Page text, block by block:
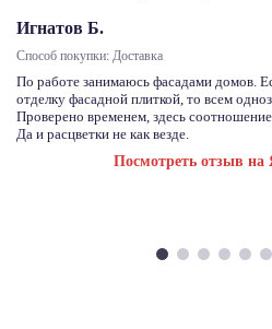
Игнатов Б.
Способ покупки: Доставка
По работе занимаюсь фасадами домов.
отделку фасадной плиткой, то всем
Проверено временем, здесь
Да и расцветки не как везде.
Посмотреть отзыв на